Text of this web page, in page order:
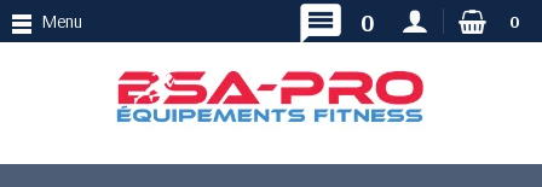
Menu 0
message 0